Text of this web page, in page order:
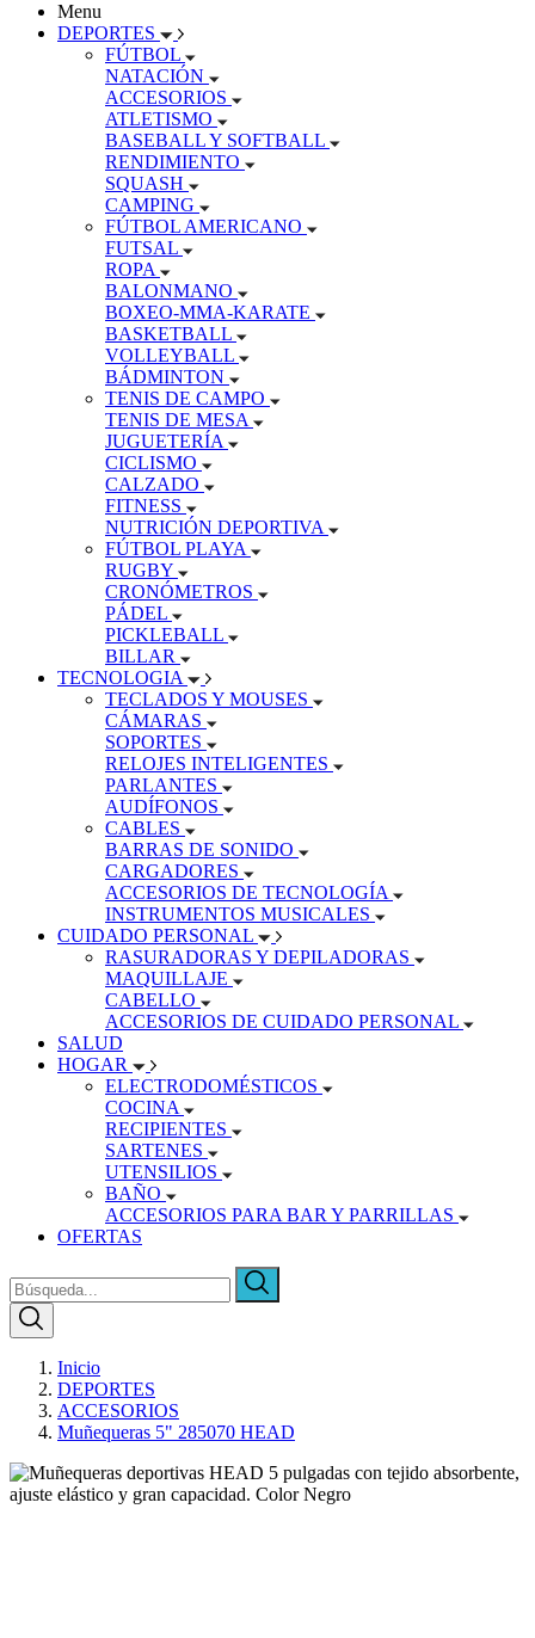
Menu
DEPORTES
FÚTBOL
NATACIÓN
ACCESORIOS
ATLETISMO
BASEBALL Y SOFTBALL
RENDIMIENTO
SQUASH
CAMPING
FÚTBOL AMERICANO
FUTSAL
ROPA
BALONMANO
BOXEO-MMA-KARATE
BASKETBALL
VOLLEYBALL
BÁDMINTON
TENIS DE CAMPO
TENIS DE MESA
JUGUETERÍA
CICLISMO
CALZADO
FITNESS
NUTRICIÓN DEPORTIVA
FÚTBOL PLAYA
RUGBY
CRONÓMETROS
PÁDEL
PICKLEBALL
BILLAR
TECNOLOGIA
TECLADOS Y MOUSES
CÁMARAS
SOPORTES
RELOJES INTELIGENTES
PARLANTES
AUDÍFONOS
CABLES
BARRAS DE SONIDO
CARGADORES
ACCESORIOS DE TECNOLOGÍA
INSTRUMENTOS MUSICALES
CUIDADO PERSONAL
RASURADORAS Y DEPILADORAS
MAQUILLAJE
CABELLO
ACCESORIOS DE CUIDADO PERSONAL
SALUD
HOGAR
ELECTRODOMÉSTICOS
COCINA
RECIPIENTES
SARTENES
UTENSILIOS
BAÑO
ACCESORIOS PARA BAR Y PARRILLAS
OFERTAS
Inicio
DEPORTES
ACCESORIOS
Muñequeras 5" 285070 HEAD